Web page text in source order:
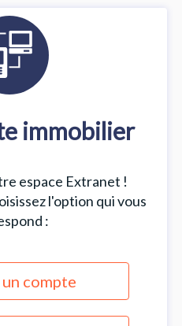
immobilier
espace Extranet !
l'option qui vous
:
compte